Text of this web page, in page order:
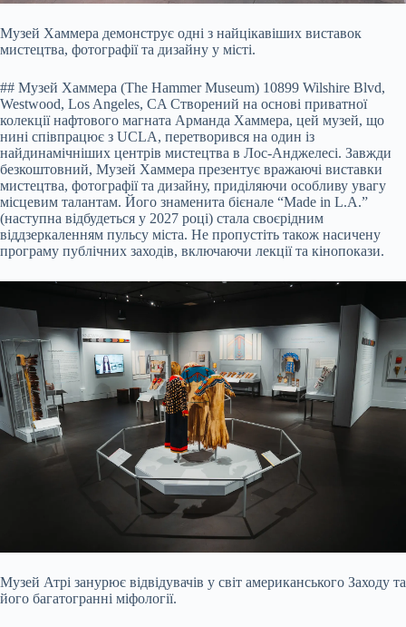
Музей Хаммера демонструє одні з найцікавіших виставок
мистецтва, фотографії та дизайну у місті.
## Музей Хаммера (The Hammer Museum) 10899 Wilshire Blvd,
Westwood, Los Angeles, CA Створений на основі приватної
колекції нафтового магната Арманда Хаммера, цей музей, що
нині співпрацює з UCLA, перетворився на один із
найдинамічніших центрів мистецтва в Лос-Анджелесі. Завжди
безкоштовний, Музей Хаммера презентує вражаючі виставки
мистецтва, фотографії та дизайну, приділяючи особливу увагу
місцевим талантам. Його знаменита бієнале “Made in L.A.”
(наступна відбудеться у 2027 році) стала своєрідним
віддзеркаленням пульсу міста. Не пропустіть також насичену
програму публічних заходів, включаючи лекції та кінопокази.
Музей Атрі занурює відвідувачів у світ американського Заходу та
його багатогранні міфології.